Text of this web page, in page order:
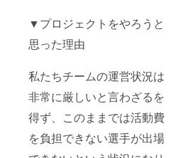
▼プロジェクトをやろうと
思った理由
私たちチームの運営状況は
非常に厳しいと言わざるを
得ず、このままでは活動費
を負担できない選手が出場